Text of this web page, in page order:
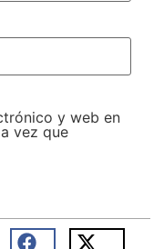
y web en
vez que